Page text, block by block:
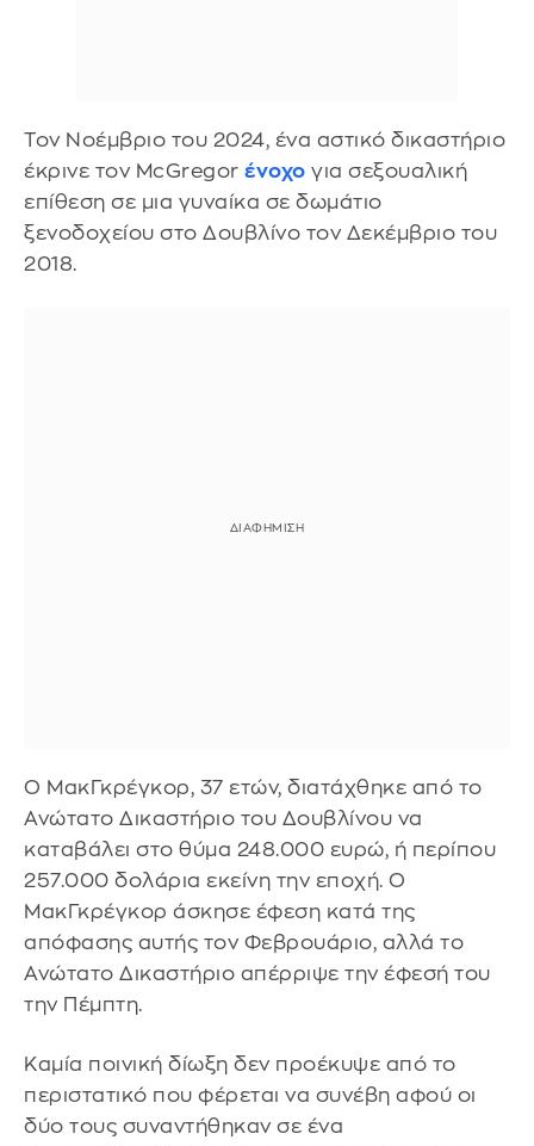
Τον Νοέμβριο του 2024, ένα αστικό δικαστήριο
έκρινε τον McGregor ένοχο για σεξουαλική
επίθεση σε μια γυναίκα σε δωμάτιο
ξενοδοχείου στο Δουβλίνο τον Δεκέμβριο του
2018.
Ο ΜακΓκρέγκορ, 37 ετών, διατάχθηκε από το
Ανώτατο Δικαστήριο του Δουβλίνου να
καταβάλει στο θύμα 248.000 ευρώ, ή περίπου
257.000 δολάρια εκείνη την εποχή. Ο
ΜακΓκρέγκορ άσκησε έφεση κατά της
απόφασης αυτής τον Φεβρουάριο, αλλά το
Ανώτατο Δικαστήριο απέρριψε την έφεσή του
την Πέμπτη.
Καμία ποινική δίωξη δεν προέκυψε από το
περιστατικό που φέρεται να συνέβη αφού οι
δύο τους συναντήθηκαν σε ένα